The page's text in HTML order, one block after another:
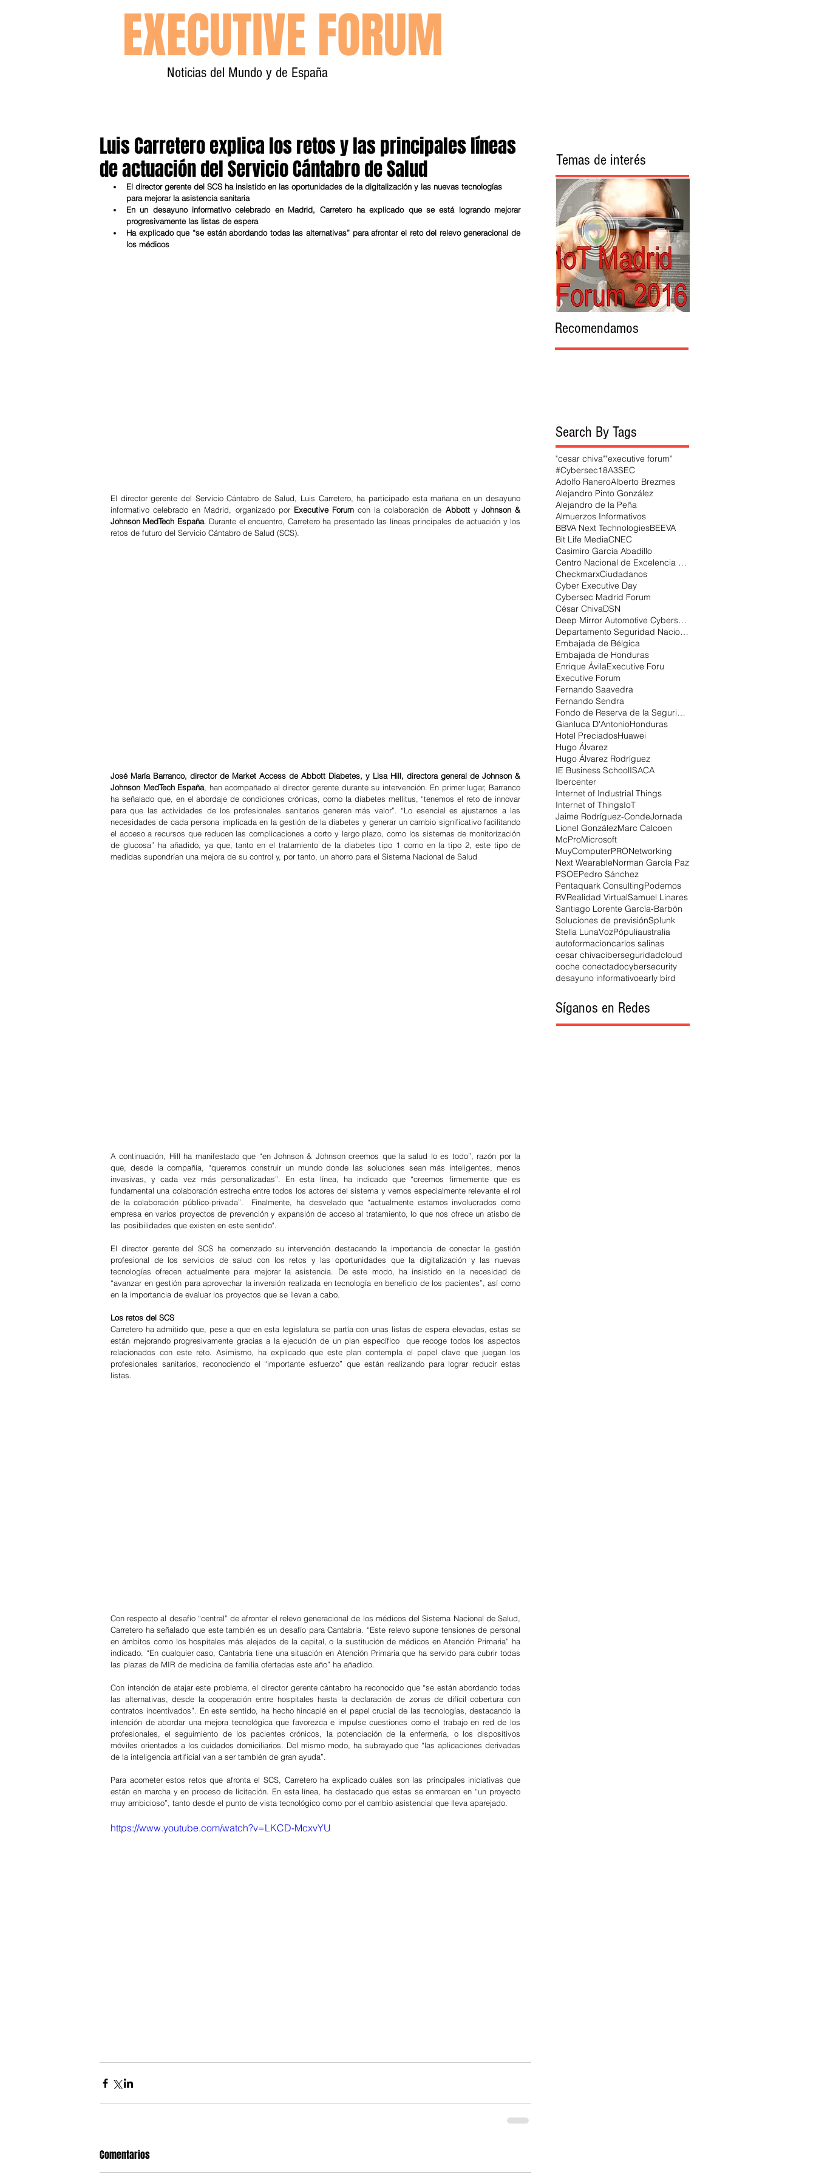
EXECUTIVE FORUM
Noticias del Mundo y de España
Luis Carretero explica los retos y las principales líneas
de actuación del Servicio Cántabro de Salud
El director gerente del SCS ha insistido en las oportunidades de la digitalización y las nuevas tecnologías
para mejorar la asistencia sanitaria
En un desayuno informativo celebrado en Madrid, Carretero ha explicado que se está logrando mejorar
progresivamente las listas de espera
Ha explicado que “se están abordando todas las alternativas” para afrontar el reto del relevo generacional de
los médicos
El director gerente del Servicio Cántabro de Salud, Luis Carretero, ha participado esta mañana en un desayuno
informativo celebrado en Madrid, organizado por Executive Forum con la colaboración de Abbott y Johnson &
Johnson MedTech España. Durante el encuentro, Carretero ha presentado las líneas principales de actuación y los
retos de futuro del Servicio Cántabro de Salud (SCS).
José María Barranco, director de Market Access de Abbott Diabetes, y Lisa Hill, directora general de Johnson &
Johnson MedTech España, han acompañado al director gerente durante su intervención. En primer lugar, Barranco
ha señalado que, en el abordaje de condiciones crónicas, como la diabetes mellitus, “tenemos el reto de innovar
para que las actividades de los profesionales sanitarios generen más valor”. “Lo esencial es ajustarnos a las
necesidades de cada persona implicada en la gestión de la diabetes y generar un cambio significativo facilitando
el acceso a recursos que reducen las complicaciones a corto y largo plazo, como los sistemas de monitorización
de glucosa” ha añadido, ya que, tanto en el tratamiento de la diabetes tipo 1 como en la tipo 2, este tipo de
medidas supondrían una mejora de su control y, por tanto, un ahorro para el Sistema Nacional de Salud
A continuación, Hill ha manifestado que “en Johnson & Johnson creemos que la salud lo es todo”, razón por la
que, desde la compañía, “queremos construir un mundo donde las soluciones sean más inteligentes, menos
invasivas, y cada vez más personalizadas”. En esta línea, ha indicado que “creemos firmemente que es
fundamental una colaboración estrecha entre todos los actores del sistema y vemos especialmente relevante el rol
de la colaboración público-privada”.  Finalmente, ha desvelado que “actualmente estamos involucrados como
empresa en varios proyectos de prevención y expansión de acceso al tratamiento, lo que nos ofrece un atisbo de
las posibilidades que existen en este sentido".
El director gerente del SCS ha comenzado su intervención destacando la importancia de conectar la gestión
profesional de los servicios de salud con los retos y las oportunidades que la digitalización y las nuevas
tecnologías ofrecen actualmente para mejorar la asistencia. De este modo, ha insistido en la necesidad de
“avanzar en gestión para aprovechar la inversión realizada en tecnología en beneficio de los pacientes”, así como
en la importancia de evaluar los proyectos que se llevan a cabo.
Los retos del SCS
Carretero ha admitido que, pese a que en esta legislatura se partía con unas listas de espera elevadas, estas se
están mejorando progresivamente gracias a la ejecución de un plan específico  que recoge todos los aspectos
relacionados con este reto. Asimismo, ha explicado que este plan contempla el papel clave que juegan los
profesionales sanitarios, reconociendo el “importante esfuerzo” que están realizando para lograr reducir estas
listas.
Con respecto al desafío “central” de afrontar el relevo generacional de los médicos del Sistema Nacional de Salud,
Carretero ha señalado que este también es un desafío para Cantabria. “Este relevo supone tensiones de personal
en ámbitos como los hospitales más alejados de la capital, o la sustitución de médicos en Atención Primaria” ha
indicado. “En cualquier caso, Cantabria tiene una situación en Atención Primaria que ha servido para cubrir todas
las plazas de MIR de medicina de familia ofertadas este año” ha añadido.
Con intención de atajar este problema, el director gerente cántabro ha reconocido que “se están abordando todas
las alternativas, desde la cooperación entre hospitales hasta la declaración de zonas de difícil cobertura con
contratos incentivados”. En este sentido, ha hecho hincapié en el papel crucial de las tecnologías, destacando la
intención de abordar una mejora tecnológica que favorezca e impulse cuestiones como el trabajo en red de los
profesionales, el seguimiento de los pacientes crónicos, la potenciación de la enfermería, o los dispositivos
móviles orientados a los cuidados domiciliarios. Del mismo modo, ha subrayado que “las aplicaciones derivadas
de la inteligencia artificial van a ser también de gran ayuda”.
Para acometer estos retos que afronta el SCS, Carretero ha explicado cuáles son las principales iniciativas que
están en marcha y en proceso de licitación. En esta línea, ha destacado que estas se enmarcan en “un proyecto
muy ambicioso”, tanto desde el punto de vista tecnológico como por el cambio asistencial que lleva aparejado.
https://www.youtube.com/watch?v=LKCD-McxvYU
Comentarios
Temas de interés
Recomendamos
Search By Tags
"cesar chiva""executive forum"
#Cybersec18A3SEC
Adolfo RaneroAlberto Brezmes
Alejandro Pinto González
Alejandro de la Peña
Almuerzos Informativos
BBVA Next TechnologiesBEEVA
Bit Life MediaCNEC
Casimiro García Abadillo
Centro Nacional de Excelencia en Ciberseguridad
CheckmarxCiudadanos
Cyber Executive Day
Cybersec Madrid Forum
César ChivaDSN
Deep Mirror Automotive Cybersecurity
Departamento Seguridad Nacional
Embajada de Bélgica
Embajada de Honduras
Enrique ÁvilaExecutive Foru
Executive Forum
Fernando Saavedra
Fernando Sendra
Fondo de Reserva de la Seguridad Social:
Gianluca D'AntonioHonduras
Hotel PreciadosHuawei
Hugo Álvarez
Hugo Álvarez Rodríguez
IE Business SchoolISACA
Ibercenter
Internet of Industrial Things
Internet of ThingsIoT
Jaime Rodríguez-CondeJornada
Lionel GonzálezMarc Calcoen
McProMicrosoft
MuyComputerPRONetworking
Next WearableNorman García Paz
PSOEPedro Sánchez
Pentaquark ConsultingPodemos
RVRealidad VirtualSamuel Linares
Santiago Lorente García-Barbón
Soluciones de previsiónSplunk
Stella LunaVozPópuliaustralia
autoformacioncarlos salinas
cesar chivaciberseguridadcloud
coche conectadocybersecurity
desayuno informativoearly bird
Síganos en Redes